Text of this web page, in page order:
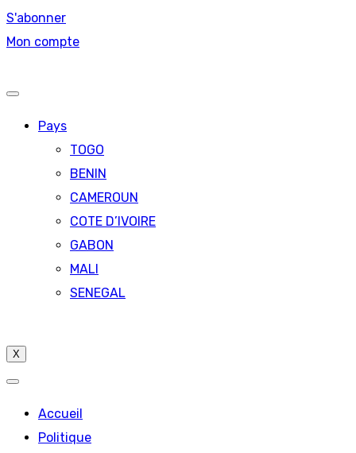
S'abonner
Mon compte
Pays
TOGO
BENIN
CAMEROUN
COTE D’IVOIRE
GABON
MALI
SENEGAL
X
Accueil
Politique